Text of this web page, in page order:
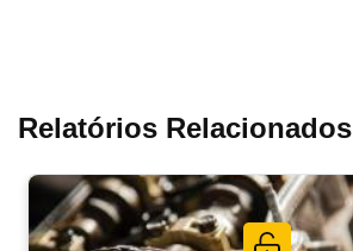
Relatórios Relacionados